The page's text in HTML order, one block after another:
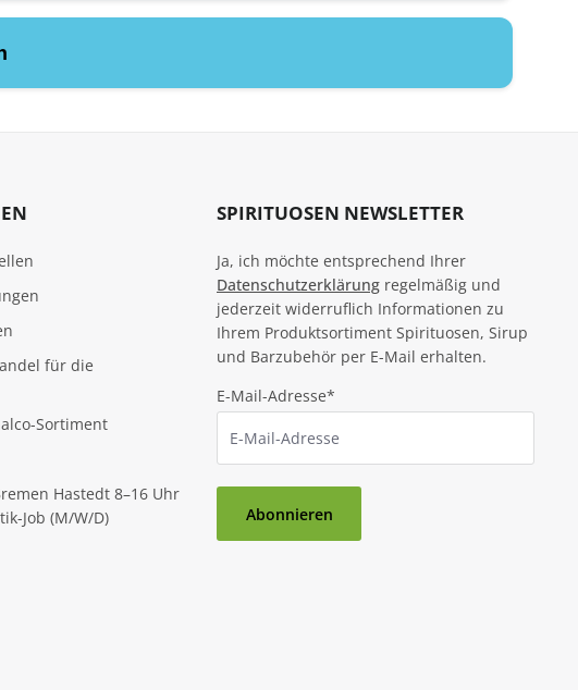
für die
Sortiment
Hastedt 8–16 Uhr
Job (M/W/D)
SPIRITUOSEN NEWSLETTER
Ja, ich möchte entsprechend Ihrer
Datenschutzerklärung regelmäßig und
jederzeit widerruflich Informationen zu
Ihrem Produktsortiment Spirituosen, Sirup
und Barzubehör per E-Mail erhalten.
E-Mail-Adresse*
Abonnieren